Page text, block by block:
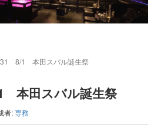
8/1 本田スバル誕生祭
田スバル誕生祭
者:専務